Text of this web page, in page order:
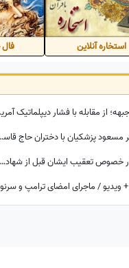
استخاره آنلاین فال
ایران در 10 تا 16
سفر به سال 1403؛ همنشینی دختر مسعود
خانواده شهید لاریجانی به ادعاها در خصوص تعقیب ایشان قبل از شهادت چه واکنشی نشان دادند؟
ترامپ